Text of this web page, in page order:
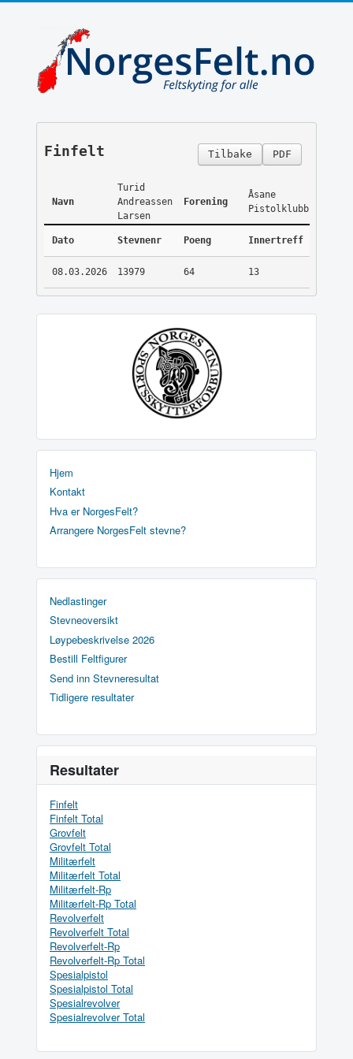
PDF
Tilbake
Finfelt
Navn
Turid
Andreassen
Larsen
Forening
Åsane
Pistolklubb
Dato Stevnenr Poeng Innertreff
08.03.2026 13979 64 13
Hjem
Kontakt
Hva er NorgesFelt?
Arrangere NorgesFelt stevne?
Nedlastinger
Stevneoversikt
Løypebeskrivelse 2026
Bestill Feltfigurer
Send inn Stevneresultat
Tidligere resultater
Resultater
Finfelt
Finfelt Total
Grovfelt
Grovfelt Total
Militærfelt
Militærfelt Total
Militærfelt-Rp
Militærfelt-Rp Total
Revolverfelt
Revolverfelt Total
Revolverfelt-Rp
Revolverfelt-Rp Total
Spesialpistol
Spesialpistol Total
Spesialrevolver
Spesialrevolver Total